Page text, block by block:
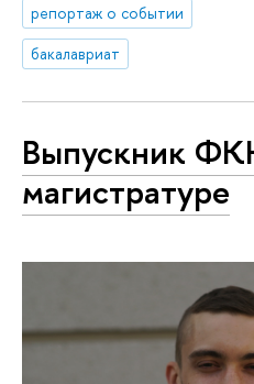
репортаж о событии
бакалавриат
Выпускник
магистратуре